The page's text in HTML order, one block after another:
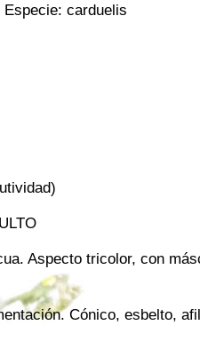
carduelis
Aspecto tricolor, con
Cónico, esbelto,